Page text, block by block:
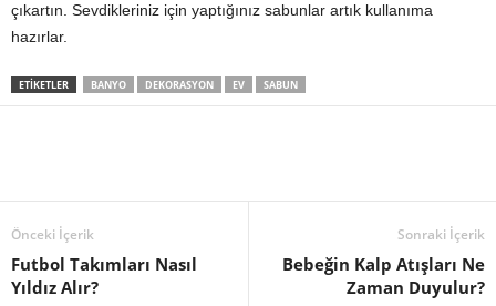
çıkartın. Sevdikleriniz için yaptığınız sabunlar artık kullanıma
hazırlar.
ETIKETLER BANYO DEKORASYON EV SABUN
Önceki İçerik
Futbol Takımları Nasıl
Yıldız Alır?
Sonraki İçerik
Bebeğin Kalp Atışları Ne
Zaman Duyulur?